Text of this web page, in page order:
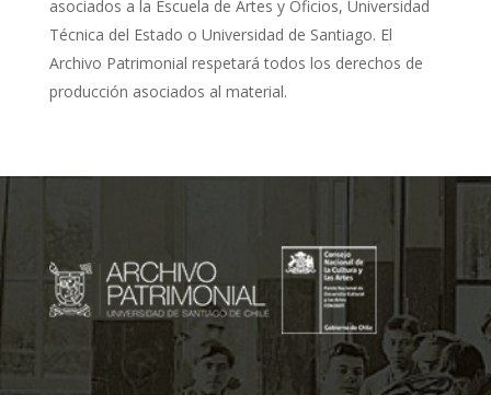
asociados a la Escuela de Artes y Oficios, Universidad
Técnica del Estado o Universidad de Santiago. El
Archivo Patrimonial respetará todos los derechos de
producción asociados al material.